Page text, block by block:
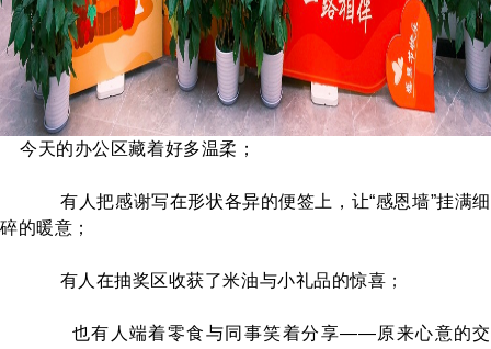
今天的办公区藏着好多温柔；
有人把感谢写在形状各异的便签上，让“感恩墙”挂满细
碎的暖意；
有人在抽奖区收获了米油与小礼品的惊喜 ；
也有人端着零食与同事笑着分享——原来心意的交